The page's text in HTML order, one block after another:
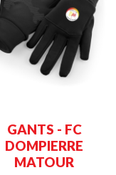
GANTS - FC
DOMPIERRE
MATOUR